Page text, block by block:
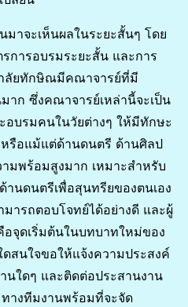
าจะเห็นผลในระยะสั้นๆ โดย
การอบรมระยะสั้น และการ
ลัยทักษิณมีคณาจารย์ที่มี
ก ซึ่งคณาจารย์เหล่านี้จะเป็น
บรมคนในวัยต่างๆ ให้มีทักษะ
รือแม้แต่ด้านดนตรี ด้านศิลป
มพร้อมสูงมาก เหมาะสำหรับ
นดนตรีเพื่อสุนทรียของตนเอง
ารถตอบโจทย์ได้อย่างดี และผู้
อจุดเริ่มต้นในบทบาทใหม่ของ
สนใจขอให้แจ้งความประสงค์
ใดๆ และติดต่อประสานงาน
างทีมงานพร้อมที่จะจัด